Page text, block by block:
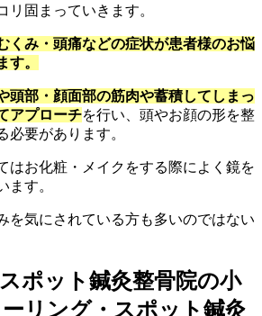
リ固まっていきます。
くみ・頭痛などの症状が患者様のお悩
す。
頭部・顔面部の筋肉や蓄積してしまっ
アプローチを行い、頭やお顔の形を整
必要があります。
はお化粧・メイクをする際によく鏡を
ます。
を気にされている方も多いのではない
ポット鍼灸整骨院の小
ング・スポット鍼灸